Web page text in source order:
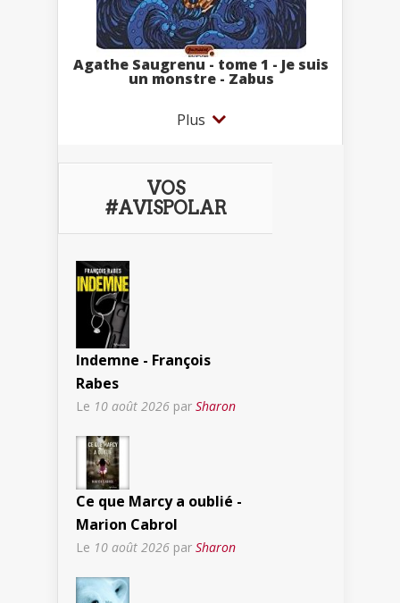
Agathe Saugrenu - tome 1 - Je suis
un monstre - Zabus
Plus
VOS
#AVISPOLAR
Indemne - François
Rabes
Le 10 août 2026 par Sharon
Ce que Marcy a oublié -
Marion Cabrol
Le 10 août 2026 par Sharon